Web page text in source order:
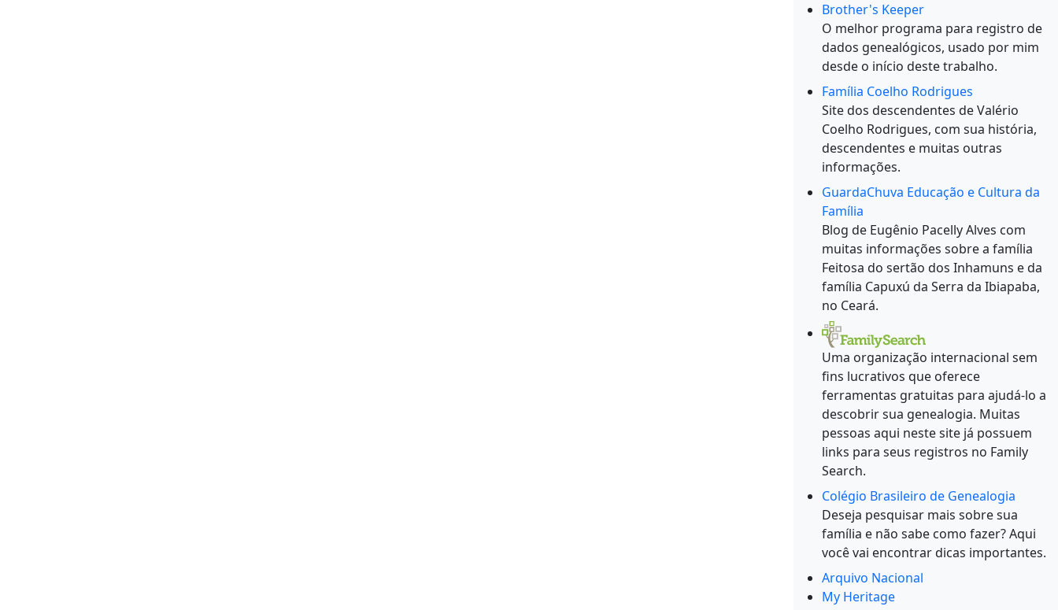
Brother's Keeper
O melhor programa para registro de
dados genealógicos, usado por mim
desde o início deste trabalho.
Família Coelho Rodrigues
Site dos descendentes de Valério
Coelho Rodrigues, com sua história,
descendentes e muitas outras
informações.
GuardaChuva Educação e Cultura da
Família
Blog de Eugênio Pacelly Alves com
muitas informações sobre a família
Feitosa do sertão dos Inhamuns e da
família Capuxú da Serra da Ibiapaba,
no Ceará.
Uma organização internacional sem
fins lucrativos que oferece
ferramentas gratuitas para ajudá-lo a
descobrir sua genealogia. Muitas
pessoas aqui neste site já possuem
links para seus registros no Family
Search.
Colégio Brasileiro de Genealogia
Deseja pesquisar mais sobre sua
família e não sabe como fazer? Aqui
você vai encontrar dicas importantes.
Arquivo Nacional
My Heritage